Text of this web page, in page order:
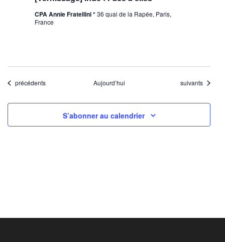
CPA Annie Fratellini *36 quai de la Rapée, Paris,
France
Évènements
précédents Aujourd’hui Évènements
suivants
S’abonner au calendrier